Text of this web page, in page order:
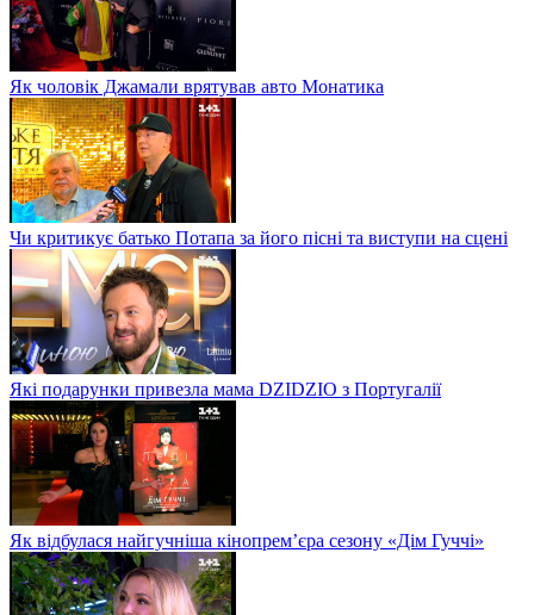
Як чоловік Джамали врятував авто Монатика
Чи критикує батько Потапа за його пісні та виступи на сцені
Які подарунки привезла мама DZIDZIO з Португалії
Як відбулася найгучніша кінопрем’єра сезону «Дім Гуччі»